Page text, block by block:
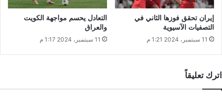
إيران تحقق فوزها الثاني في
التصفيات الآسيوية
11 سبتمبر، 2024 1:21 م
التعادل يحسم مواجهة الكويت
والعراق
11 سبتمبر، 2024 1:17 م
اترك تعليقاً